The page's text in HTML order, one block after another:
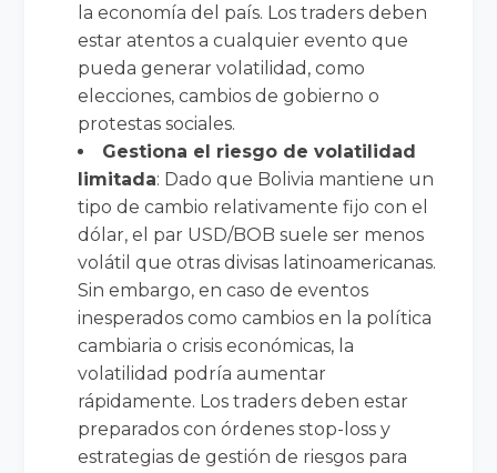
la economía del país. Los traders deben
estar atentos a cualquier evento que
pueda generar volatilidad, como
elecciones, cambios de gobierno o
protestas sociales.
Gestiona el riesgo de volatilidad
limitada: Dado que Bolivia mantiene un
tipo de cambio relativamente fijo con el
dólar, el par USD/BOB suele ser menos
volátil que otras divisas latinoamericanas.
Sin embargo, en caso de eventos
inesperados como cambios en la política
cambiaria o crisis económicas, la
volatilidad podría aumentar
rápidamente. Los traders deben estar
preparados con órdenes stop-loss y
estrategias de gestión de riesgos para